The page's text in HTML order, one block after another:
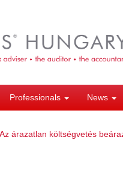
Professionals News
Az árazatlan költségvetés